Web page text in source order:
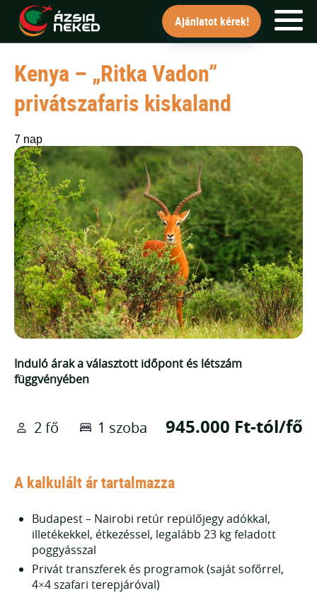
FŐOLDAL
UTAK
HÍRLEVÉL
BLOG
RÓLUNK
KÉPEK
Ajánlatot kérek!
Ajánlatot kérek!
"Az utakat tudjuk európai
Kenya – „Ritka Vadon”
privátszafaris kiskaland
7 nap
Induló árak a választott időpont és létszám
függvényében
2 fő 1 szoba 945.000 Ft-tól/fő
A kalkulált ár tartalmazza
Budapest – Nairobi retúr repülőjegy adókkal,
illetékekkel, étkezéssel, legalább 23 kg feladott
poggyásszal
Privát transzferek és programok (saját sofőrrel,
4×4 szafari terepjáróval)